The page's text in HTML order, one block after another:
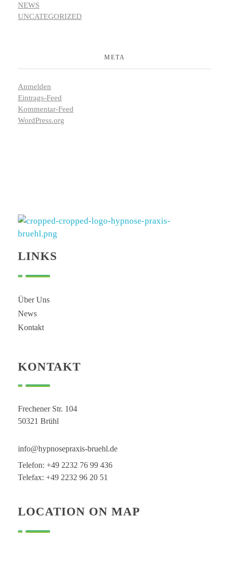
NEWS
UNCATEGORIZED
META
Anmelden
Eintrags-Feed
Kommentar-Feed
WordPress.org
LINKS
Über Uns
News
Kontakt
KONTAKT
Frechener Str. 104
50321 Brühl
info@hypnosepraxis-bruehl.de
Telefon: +49 2232 76 99 436
Telefax: +49 2232 96 20 51
LOCATION ON MAP